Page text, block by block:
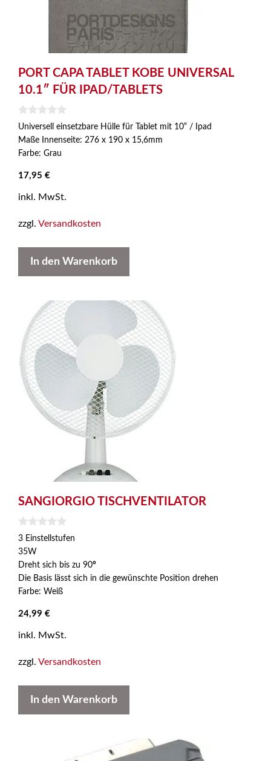
PORT CAPA TABLET KOBE UNIVERSAL
10.1″ FÜR IPAD/TABLETS
0
v
o
n
Universell einsetzbare Hülle für Tablet mit 10“ / Ipad
Maße Innenseite: 276 x 190 x 15,6mm
Farbe: Grau
17,95 €
inkl. MwSt.
zzgl. Versandkosten
In den Warenkorb
SANGIORGIO TISCHVENTILATOR
0
v
o
n
3 Einstellstufen
35W
Dreht sich bis zu 90°
Die Basis lässt sich in die gewünschte Position drehen
Farbe: Weiß
24,99 €
inkl. MwSt.
zzgl. Versandkosten
In den Warenkorb